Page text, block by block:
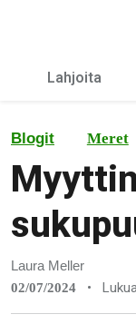
Lahjoita
Blogit Meret
Laura Meller
02/07/2024 •